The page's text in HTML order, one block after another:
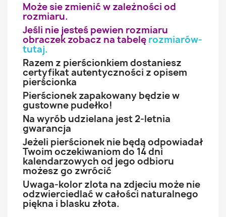
Może sie zmienić w zależności od
rozmiaru.
Jeśli nie jesteś pewien rozmiaru
obraczek zobacz na tabelę rozmiarów-
tutaj.
Razem z pierścionkiem dostaniesz
certyfikat autentyczności z opisem
pierścionka
Pierścionek zapakowany będzie w
gustowne pudełko!
Na wyrób udzielana jest 2-letnia
gwarancja
Jeżeli pierścionek nie będą odpowiadał
Twoim oczekiwaniom do 14 dni
kalendarzowych od jego odbioru
możesz go zwrócić
Uwaga-kolor zlota na zdjeciu może nie
odzwierciedlać w całości naturalnego
piękna i blasku złota.